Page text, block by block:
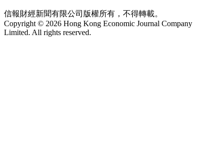
信報財經新聞有限公司版權所有，不得轉載。
Copyright © 2026 Hong Kong Economic Journal Company
Limited. All rights reserved.